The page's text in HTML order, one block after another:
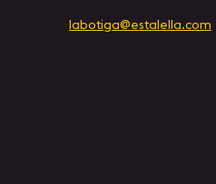
labotiga@estalella.com